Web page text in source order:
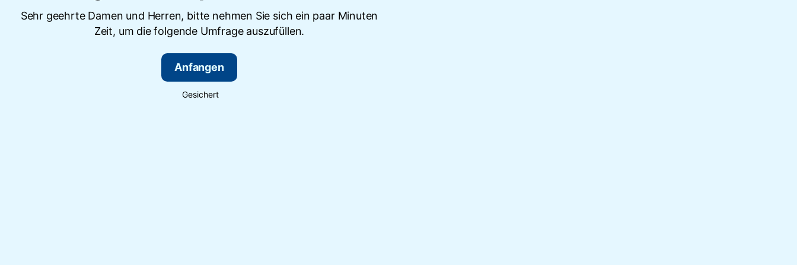
Sehr geehrte Damen und Herren, bitte nehmen Sie sich ein paar Minuten
Zeit, um die folgende Umfrage auszufüllen.
Anfangen
Gesichert